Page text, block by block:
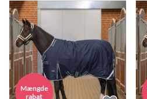
Mængde
rabat